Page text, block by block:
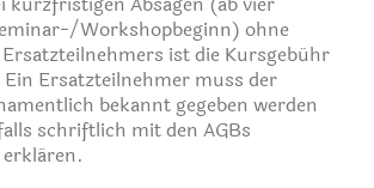
Workshopbeginn) ohne
ist die Kursgebühr
Ersatzteilnehmer muss der
bekannt gegeben werden
schriftlich mit den AGBs